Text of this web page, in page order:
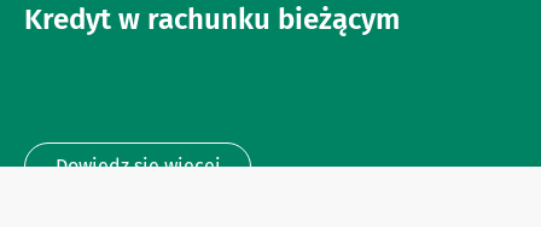
Kredyt w rachunku bieżącym
Dowiedz się więcej